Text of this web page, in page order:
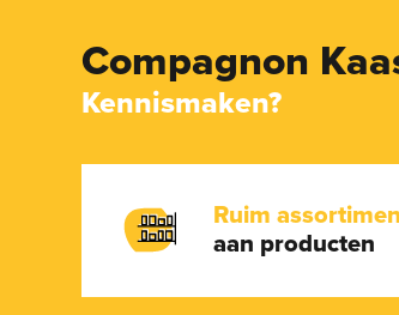
Compagnon
Kennismaken?
Ruim
aan producten